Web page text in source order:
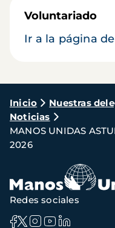
Voluntariado
Ir a la página
Ruta
de
navegación
Inicio Nuestras
Noticias
MANOS UNIDAS
2026
Redes sociales